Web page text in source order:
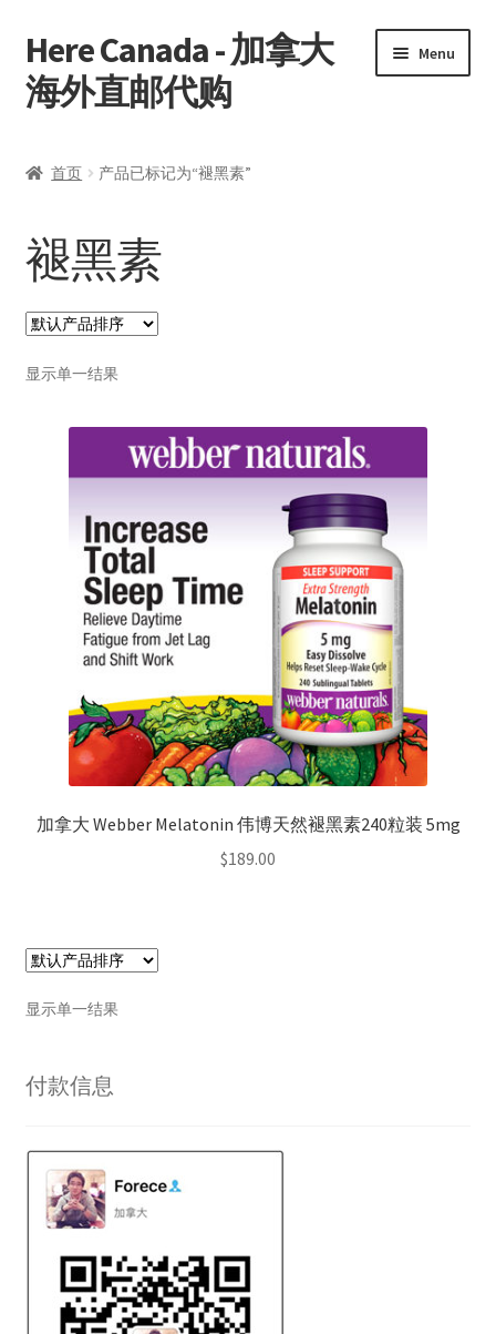
Skip
to
navigation
Skip
to
content
Here Canada - 加拿大
海外直邮代购
Menu
首页 产品已标记为“褪黑素”
褪黑素
显示单一结果
加拿大 Webber Melatonin 伟博天然褪黑素240粒装 5mg
$189.00
显示单一结果
付款信息